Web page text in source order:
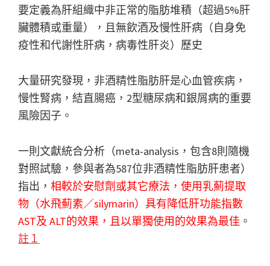
要定義為肝組織中非正常的脂肪堆積（超過5%肝
臟體積或重量），且無飲酒及慢性肝病（自身免
疫性和代謝性肝病，病毒性肝炎）歷史
大量研究發現，非酒精性脂肪肝是心血管疾病，
慢性腎病，結直腸癌，2型糖尿病和銀屑病的重要
風險因子。
一則文獻統合分析（meta-analysis，包含8則隨機
對照試驗，參與者為587位非酒精性脂肪肝患者）
指出， 相較於安慰劑或其它療法，使用乳薊提取
物（水飛薊素／silymarin）具有降低肝功能指數
AST及 ALT的效果，且以單獨使用的效果為最佳 。
註１